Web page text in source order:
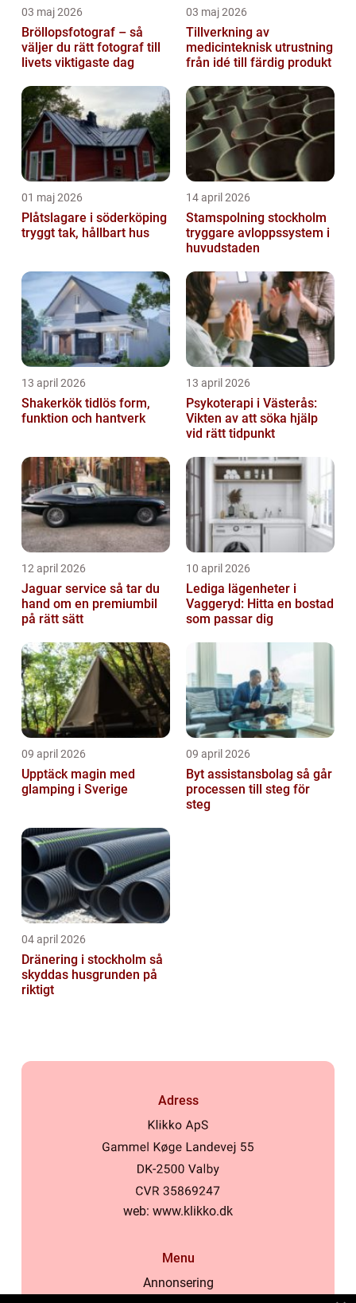
03 maj 2026
Bröllopsfotograf – så
väljer du rätt fotograf till
livets viktigaste dag
03 maj 2026
Tillverkning av
medicinteknisk utrustning
från idé till färdig produkt
01 maj 2026
Plåtslagare i söderköping
tryggt tak, hållbart hus
14 april 2026
Stamspolning stockholm
tryggare avloppssystem i
huvudstaden
13 april 2026
Shakerkök tidlös form,
funktion och hantverk
13 april 2026
Psykoterapi i Västerås:
Vikten av att söka hjälp
vid rätt tidpunkt
12 april 2026
Jaguar service så tar du
hand om en premiumbil
på rätt sätt
10 april 2026
Lediga lägenheter i
Vaggeryd: Hitta en bostad
som passar dig
09 april 2026
Upptäck magin med
glamping i Sverige
09 april 2026
Byt assistansbolag så går
processen till steg för
steg
04 april 2026
Dränering i stockholm så
skyddas husgrunden på
riktigt
Adress
web: www.klikko.dk
Menu
Annonsering